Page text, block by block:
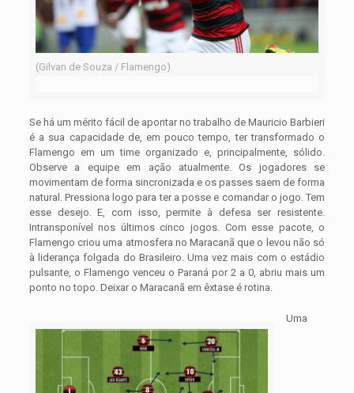
(Gilvan de Souza / Flamengo)
Se há um mérito fácil de apontar no trabalho de Mauricio Barbieri
é a sua capacidade de, em pouco tempo, ter transformado o
Flamengo em um time organizado e, principalmente, sólido.
Observe a equipe em ação atualmente. Os jogadores se
movimentam de forma sincronizada e os passes saem de forma
natural. Pressiona logo para ter a posse e comandar o jogo. Tem
esse desejo. E, com isso, permite à defesa ser resistente.
Intransponível nos últimos cinco jogos. Com esse pacote, o
Flamengo criou uma atmosfera no Maracanã que o levou não só
à liderança folgada do Brasileiro. Uma vez mais com o estádio
pulsante, o Flamengo venceu o Paraná por 2 a 0, abriu mais um
ponto no topo. Deixar o Maracanã em êxtase é rotina.
Uma